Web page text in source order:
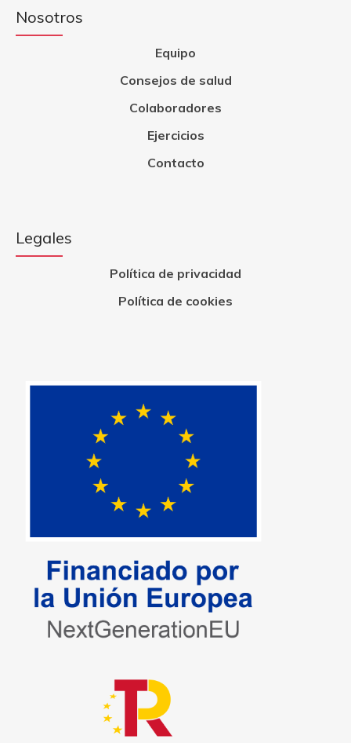
Nosotros
Equipo
Consejos de salud
Colaboradores
Ejercicios
Contacto
Legales
Política de privacidad
Política de cookies